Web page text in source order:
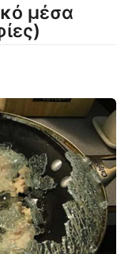
μέσα